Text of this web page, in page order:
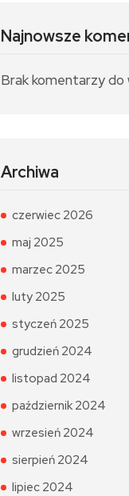
Najnowsze
Brak komentarzy do
Archiwa
czerwiec 2026
maj 2025
marzec 2025
luty 2025
styczeń 2025
grudzień 2024
listopad 2024
październik 2024
wrzesień 2024
sierpień 2024
lipiec 2024